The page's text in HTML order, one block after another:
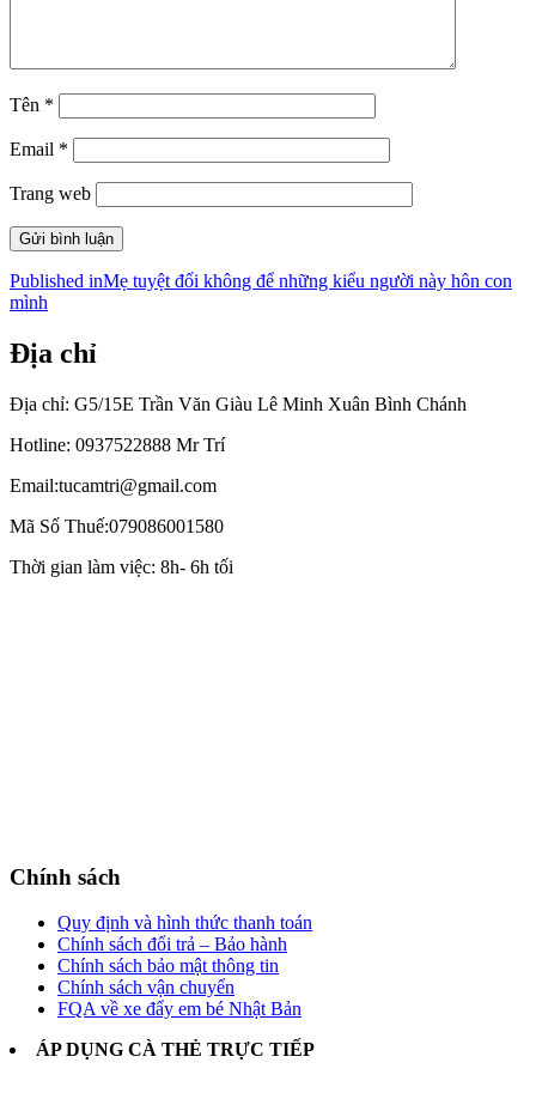
Tên *
Email *
Trang web
Điều
hướng
bài
Published inMẹ tuyệt đối không để những kiểu người này hôn con
mình
Địa chỉ
Địa chỉ: G5/15E Trần Văn Giàu Lê Minh Xuân Bình Chánh
Hotline: 0937522888 Mr Trí
Email:tucamtri@gmail.com
Mã Số Thuế:079086001580
Thời gian làm việc: 8h- 6h tối
Chính sách
Quy định và hình thức thanh toán
Chính sách đổi trả – Bảo hành
Chính sách bảo mật thông tin
Chính sách vận chuyển
FQA về xe đẩy em bé Nhật Bản
ÁP DỤNG CÀ THẺ TRỰC TIẾP